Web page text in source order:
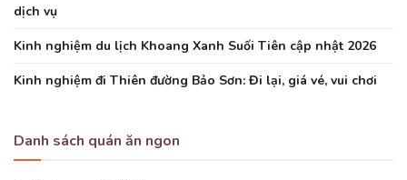
dịch vụ
Kinh nghiệm du lịch Khoang Xanh Suối Tiên cập nhật 2026
Kinh nghiệm đi Thiên đường Bảo Sơn: Đi lại, giá vé, vui chơi
Danh sách quán ăn ngon